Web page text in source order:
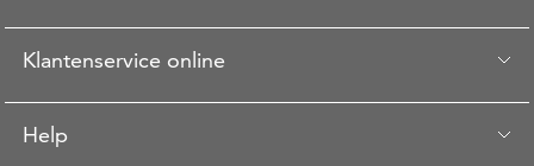
Klantenservice online
Help